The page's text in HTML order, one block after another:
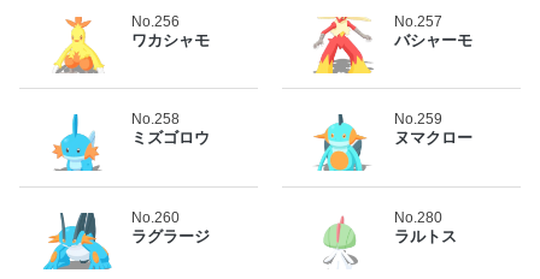
No.256
ワカシャモ
No.257
バシャーモ
No.258
ミズゴロウ
No.259
ヌマクロー
No.260
ラグラージ
No.280
ラルトス